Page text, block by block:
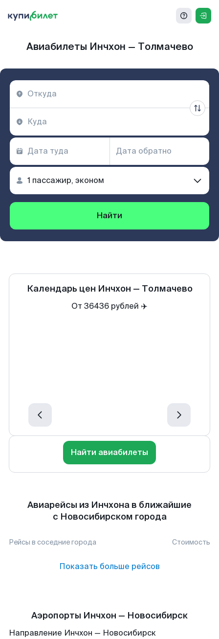
Авиабилеты Инчхон — Толмачево
Найти
Календарь цен Инчхон — Толмачево
От 36436 рублей ✈️
Найти авиабилеты
Авиарейсы из Инчхона в ближайшие
с Новосибирском города
Рейсы в соседние города Стоимость
Показать больше рейсов
Аэропорты Инчхон — Новосибирск
Направление Инчхон — Новосибирск